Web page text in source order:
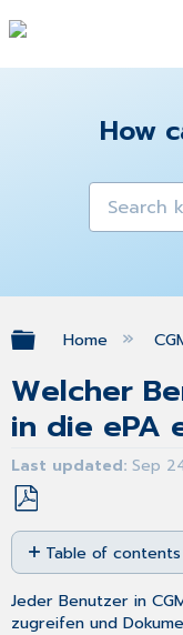
How
Expand/
Home
Welcher
in die ePA
Last updated Sep
Save
as
PDF
Table of contents
No
headers
Jeder Benutzer in
zugreifen und